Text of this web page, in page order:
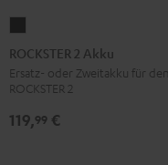
2
Akku
Schwarz
ROCKSTER 2 Akku
Ersatz- oder Zweitakku für den
ROCKSTER 2
119,99 €